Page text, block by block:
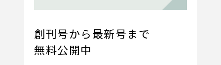
創刊号から最新号まで
無料公開中